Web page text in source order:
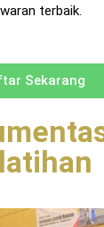
terbaik.​
Sekarang